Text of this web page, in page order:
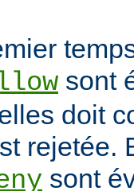
sont
doit
rejetée.
sont